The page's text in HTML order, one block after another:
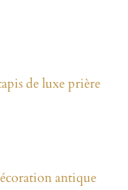
de luxe prière
antique